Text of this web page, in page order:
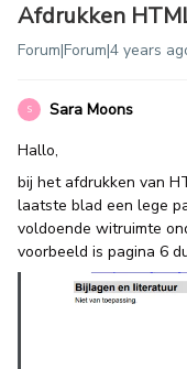
Afdrukken
Forum|Forum|4 years
S
Sara Moons
Hallo,
bij het afdrukken van
laatste blad een lege
voldoende witruimte
voorbeeld is pagina 6